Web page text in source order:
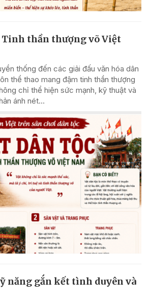
Tinh thần thượng võ Việt
thống đến các giải đấu văn hóa dân
thể thao mang đậm tinh thần thượng
chỉ thể hiện sức mạnh, kỹ thuật và
ánh nét...
năng gắn kết tình duyên và